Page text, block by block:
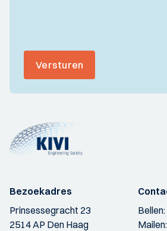
Versturen
Bezoekadres
Prinsessegracht 23
2514 AP Den Haag
Bellen:
Mailen: